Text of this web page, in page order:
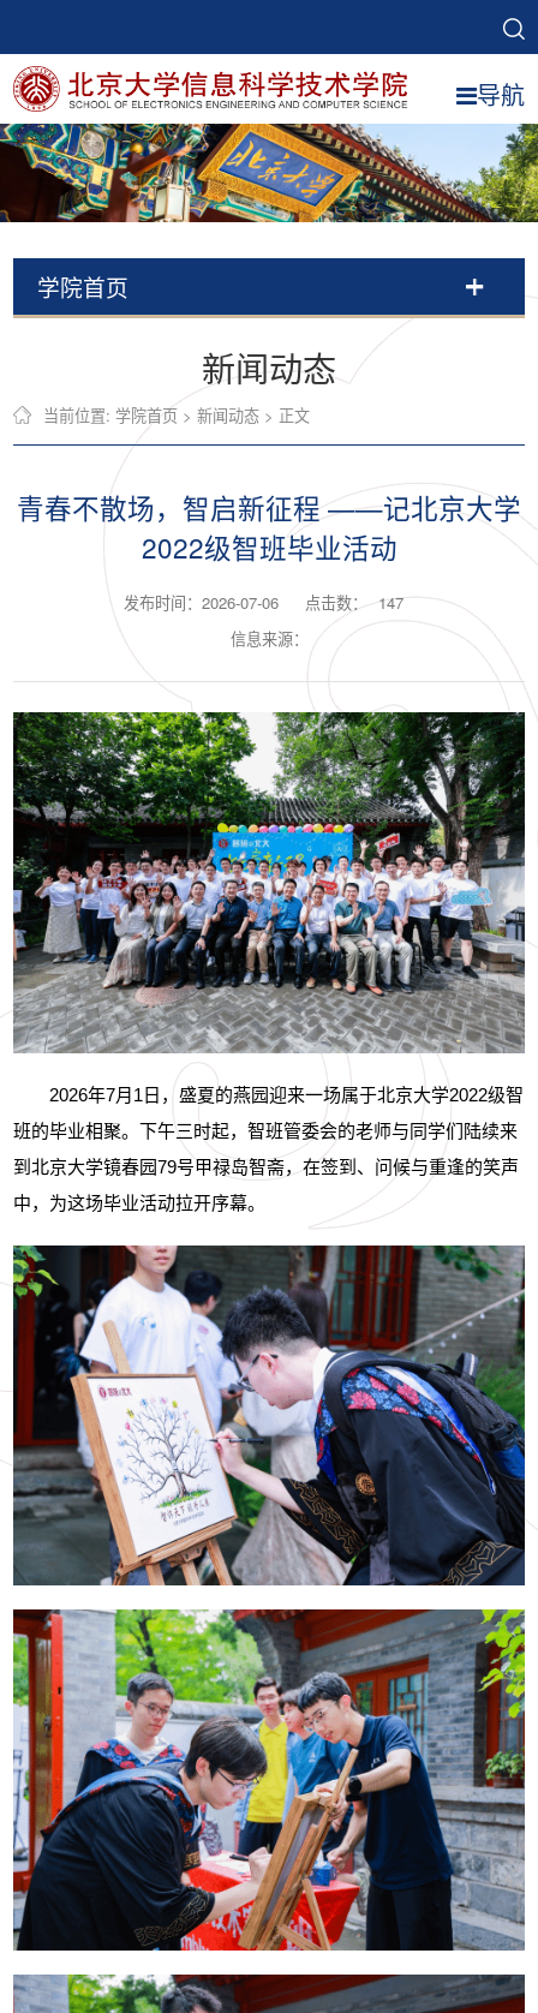
导航
学院首页
新闻动态
当前位置:学院首页 >新闻动态 > 正文
青春不散场，智启新征程 ——记北京大学
2022级智班毕业活动
发布时间：2026-07-06 点击数： 147
信息来源：
2026年7月1日，盛夏的燕园迎来一场属于北京大学2022级智
班的毕业相聚。下午三时起，智班管委会的老师与同学们陆续来
到北京大学镜春园79号甲禄岛智斋，在签到、问候与重逢的笑声
中，为这场毕业活动拉开序幕。